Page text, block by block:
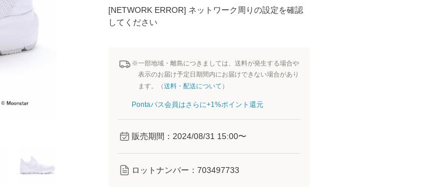
[NETWORK ERROR] ネットワーク周りの設定を確認
してください
※一部地域・離島につきましては、送料が発生する場合や
表示のお届け予定日期間内にお届けできない場合があり
ます。（送料・配送について ）
Pontaパス会員はさらに+1%ポイント還元
販売期間： 2024/08/31 15:00〜
ロットナンバー： 703497733